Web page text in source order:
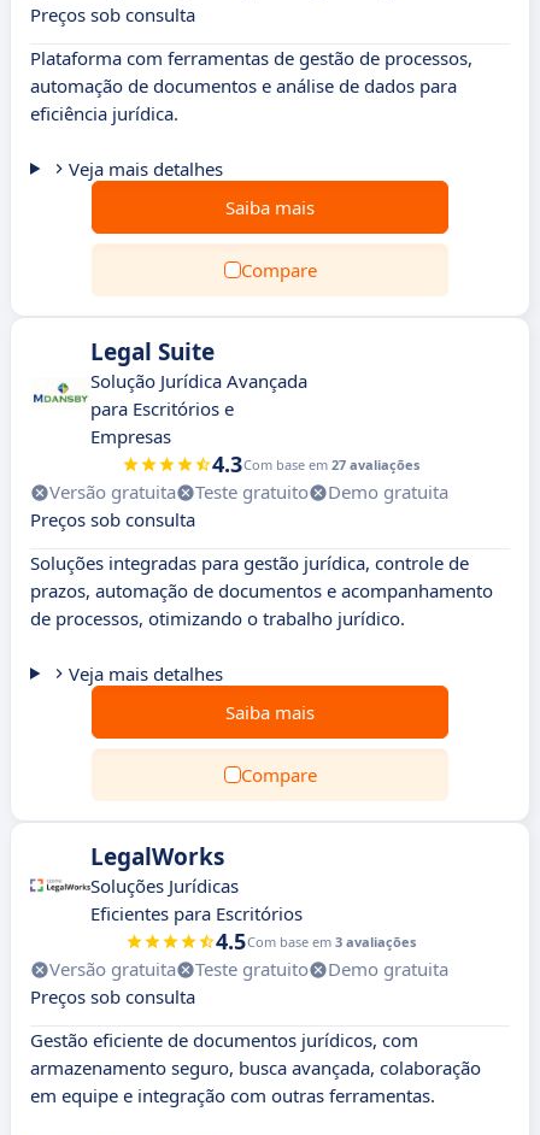
Preços sob consulta
Plataforma com ferramentas de gestão de processos,
automação de documentos e análise de dados para
eficiência jurídica.
Veja mais detalhes
Saiba mais
Compare
Legal Suite
Solução Jurídica Avançada
para Escritórios e
Empresas
4.3Com base em 27 avaliações
Versão gratuita Teste gratuito
Demo gratuita
Preços sob consulta
Soluções integradas para gestão jurídica, controle de
prazos, automação de documentos e acompanhamento
de processos, otimizando o trabalho jurídico.
Veja mais detalhes
Saiba mais
Compare
LegalWorks
Soluções Jurídicas
Eficientes para Escritórios
4.5Com base em 3 avaliações
Versão gratuita Teste gratuito
Demo gratuita
Preços sob consulta
Gestão eficiente de documentos jurídicos, com
armazenamento seguro, busca avançada, colaboração
em equipe e integração com outras ferramentas.